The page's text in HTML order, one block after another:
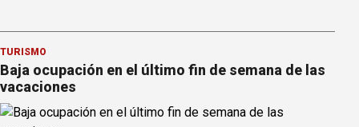
TURISMO
Baja ocupación en el último fin de semana de las
vacaciones